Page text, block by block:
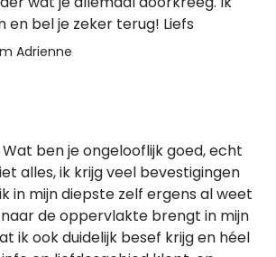
en bel je zeker terug! Liefs
Adrienne
Wat ben je ongelooflijk goed, echt
alles, ik krijg veel bevestigingen
in mijn diepste zelf ergens al weet
naar de oppervlakte brengt in mijn
ik ook duidelijk besef krijg en héel